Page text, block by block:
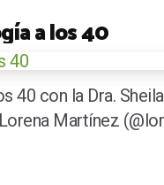
a los 40
40 con la Dra.
Martínez